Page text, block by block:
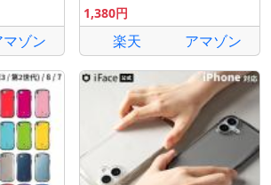
マゾン
1,380円
楽天 アマゾン